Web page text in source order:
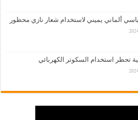
ألماني يميني لاستخدام شعار نازي محظور
تحظر استخدام السكوتر الكهربائي